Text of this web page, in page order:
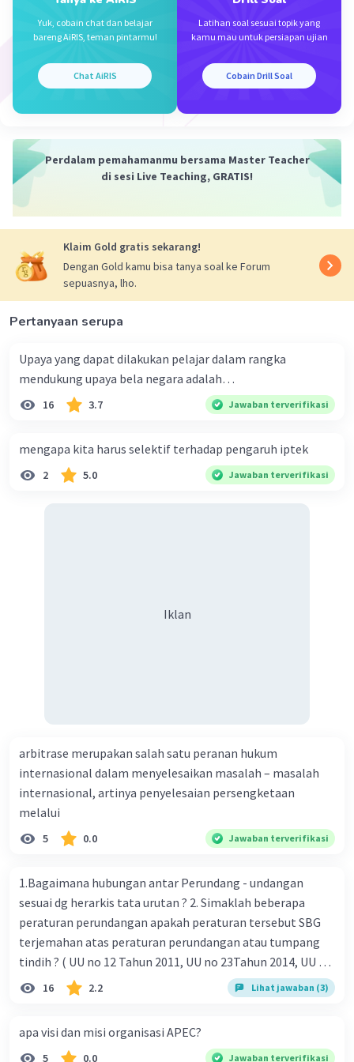
Perwakilan Rakyat (DPR) atau lembaga legislatif
lainnya. Ini berbeda dengan hak pilih aktif, yang
dalam pemilihan umum.
Yuk, cobain chat dan belajar
bareng AiRIS, teman pintarmu!
Chat AiRIS
Latihan soal sesuai topik yang
kamu mau untuk persiapan ujian
Cobain Drill Soal
Perdalam pemahamanmu bersama Master Teacher
di sesi Live Teaching, GRATIS!
Klaim Gold gratis sekarang!
Dengan Gold kamu bisa tanya soal ke Forum
sepuasnya, lho.
Pertanyaan serupa
Upaya yang dapat dilakukan pelajar dalam rangka
mendukung upaya bela negara adalah…
16 3.7 Jawaban terverifikasi
mengapa kita harus selektif terhadap pengaruh iptek
2 5.0 Jawaban terverifikasi
Iklan
arbitrase merupakan salah satu peranan hukum
internasional dalam menyelesaikan masalah – masalah
internasional, artinya penyelesaian persengketaan
melalui
5 0.0 Jawaban terverifikasi
1.Bagaimana hubungan antar Perundang - undangan
sesuai dg herarkis tata urutan ? 2. Simaklah beberapa
peraturan perundangan apakah peraturan tersebut SBG
terjemahan atas peraturan perundangan atau tumpang
tindih ? ( UU no 12 Tahun 2011, UU no 23Tahun 2014, UU No
25 Tahun 2004 ) 3 . Tuliskan peraturan perundangan yg di
undangkan atas perintah TAP MPR NO I / MPR/ 2003
pasal18, pasal 22, pasal 23, Pasal 26 , Pasal 27,pasal ,pasal
16 2.2 Lihat jawaban (3)
apa visi dan misi organisasi APEC?
5 0.0 Jawaban terverifikasi